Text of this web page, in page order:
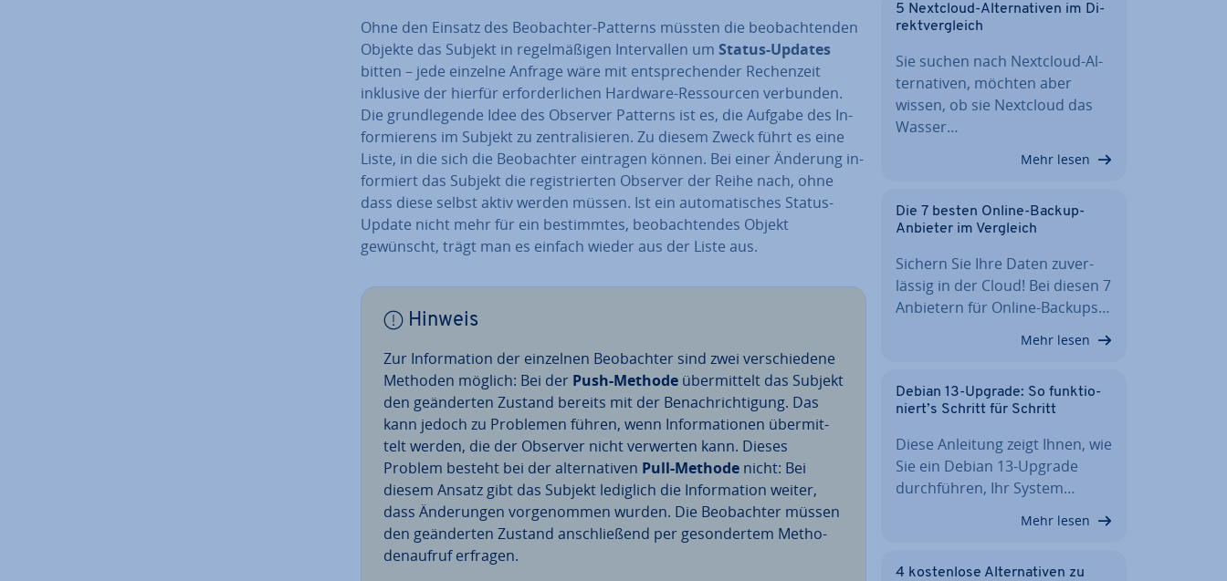
Ohne den Einsatz des Be­ob­ach­ter-Patterns müssten die be­ob­ach­ten­den
Objekte das Subjekt in re­gel­mä­ßi­gen In­ter­val­len um Status-Updates
bitten – jede einzelne Anfrage wäre mit ent­spre­chen­der Re­chen­zeit
inklusive der hierfür er­for­der­li­chen Hardware-Res­sour­cen verbunden.
Die grund­le­gen­de Idee des Observer Patterns ist es, die Aufgabe des In­
for­mie­rens im Subjekt zu zen­tra­li­sie­ren. Zu diesem Zweck führt es eine
Liste, in die sich die Be­ob­ach­ter eintragen können. Bei einer Änderung in­
for­miert das Subjekt die re­gis­trier­ten Observer der Reihe nach, ohne
dass diese selbst aktiv werden müssen. Ist ein au­to­ma­ti­sches Status-
Update nicht mehr für ein be­stimm­tes, be­ob­ach­ten­des Objekt
gewünscht, trägt man es einfach wieder aus der Liste aus.
Hinweis
Zur In­for­ma­ti­on der einzelnen Be­ob­ach­ter sind zwei ver­schie­de­ne
Methoden möglich: Bei der Push-Methode über­mit­telt das Subjekt
den ge­än­der­ten Zustand bereits mit der Be­nach­rich­ti­gung. Das
kann jedoch zu Problemen führen, wenn In­for­ma­tio­nen über­mit­
telt werden, die der Observer nicht verwerten kann. Dieses
Problem besteht bei der al­ter­na­ti­ven Pull-Methode nicht: Bei
diesem Ansatz gibt das Subjekt lediglich die In­for­ma­ti­on weiter,
dass Än­de­run­gen vor­ge­nom­men wurden. Die Be­ob­ach­ter müssen
den ge­än­der­ten Zustand an­schlie­ßend per ge­son­der­tem Me­tho­
den­auf­ruf erfragen.
5 Nextcloud-Al­ter­na­ti­ven im Di­
rekt­ver­gleich
Sie suchen nach Nextcloud-Al­
ter­na­ti­ven, möchten aber
wissen, ob sie Nextcloud das
Wasser…
Mehr lesen
Die 7 besten Online-Backup-
Anbieter im Vergleich
Sichern Sie Ihre Daten zu­ver­
läs­sig in der Cloud! Bei diesen 7
Anbietern für Online-Backups…
Mehr lesen
Debian 13-Upgrade: So funk­tio­
niert’s Schritt für Schritt
Diese Anleitung zeigt Ihnen, wie
Sie ein Debian 13-Upgrade
durch­füh­ren, Ihr System…
Mehr lesen
4 kos­ten­lo­se Al­ter­na­ti­ven zu